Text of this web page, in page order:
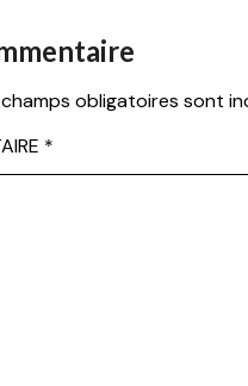
obligatoires sont
*